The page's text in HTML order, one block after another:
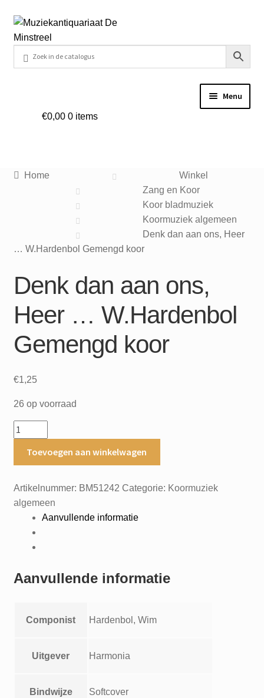
Ga
door
navigatie
Ga
naar
inhoud
Menu
Veel gestelde vragen
Mijn account
€0,00 0 items
Home
Winkel
Zang en Koor
Koor bladmuziek
Koormuziek algemeen
Denk dan aan ons, Heer
… W.Hardenbol Gemengd koor
Denk dan aan ons,
Heer … W.Hardenbol
Gemengd koor
€1,25
26 op voorraad
Denk
dan
Heer
…
W.Hardenbol
Gemengd
Toevoegen aan winkelwagen
Artikelnummer: BM51242 Categorie: Koormuziek
algemeen
Aanvullende informatie
Aanvullende informatie
Componist Hardenbol, Wim
Uitgever Harmonia
Bindwijze Softcover